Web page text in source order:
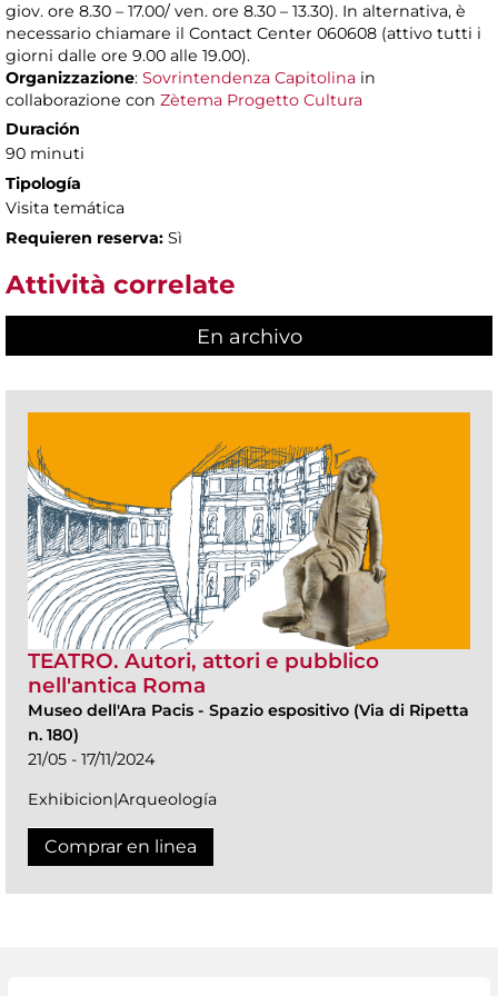
giov. ore 8.30 – 17.00/ ven. ore 8.30 – 13.30). In alternativa, è
necessario chiamare il Contact Center 060608 (attivo tutti i
giorni dalle ore 9.00 alle 19.00).
Organizzazione: Sovrintendenza Capitolina in
collaborazione con Zètema Progetto Cultura
Duración
90 minuti
Tipología
Visita temática
Requieren reserva: Sì
Attività correlate
En archivo
TEATRO. Autori, attori e pubblico
nell'antica Roma
Museo dell'Ara Pacis - Spazio espositivo (Via di Ripetta
n. 180)
21/05 - 17/11/2024
Exhibicion|Arqueología
Comprar en linea